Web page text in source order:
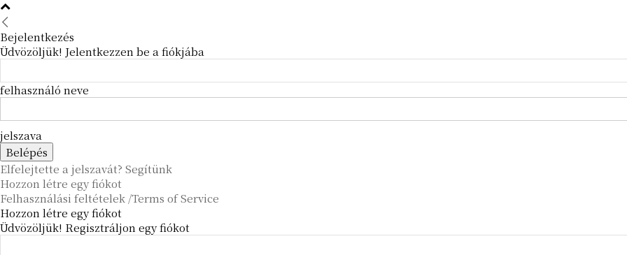
Bejelentkezés
Üdvözöljük! Jelentkezzen be a fiókjába
felhasználó neve
jelszava
Elfelejtette a jelszavát? Segítünk
Hozzon létre egy fiókot
Felhasználási feltételek /Terms of Service
Hozzon létre egy fiókot
Üdvözöljük! Regisztráljon egy fiókot